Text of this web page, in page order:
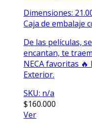
Dimensiones:
Caja de embalaje
De las películas,
encantan, te
NECA favoritas
Exterior.
SKU: n/a
$160.000
Ver